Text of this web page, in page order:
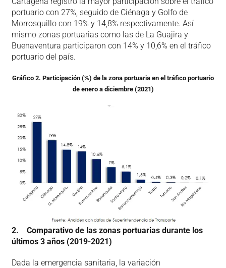
portuario con 27%, seguido de Ciénaga y Golfo de
Morrosquillo con 19% y 14,8% respectivamente. Así
mismo zonas portuarias como las de La Guajira y
Buenaventura participaron con 14% y 10,6% en el tráfico
portuario del país.
Gráfico 2. Participación (%) de la zona portuaria en el tráfico portuario
de enero a diciembre (2021)
2. Comparativo de las zonas portuarias durante los
últimos 3 años (2019-2021)
Dada la emergencia sanitaria, la variación